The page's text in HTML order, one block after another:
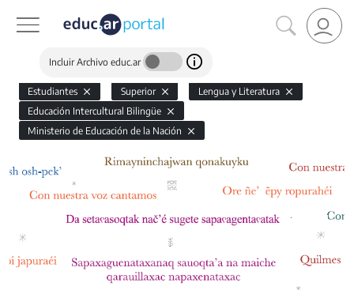
Incluir Archivo educ.ar
Estudiantes Superior
Lengua y Literatura
Educación Intercultural Bilingüe
Ministerio de Educación de la Nación